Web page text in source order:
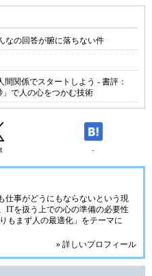
なの回答が腑に落ちない件
間関係でスタートしよう - 書評：
」で人の心をつかむ技術
-
仕事がどうにもならないという現
ITを扱う上での心の準備の必要性
もまず人の最適化」をテーマに
» 詳しいプロフィール